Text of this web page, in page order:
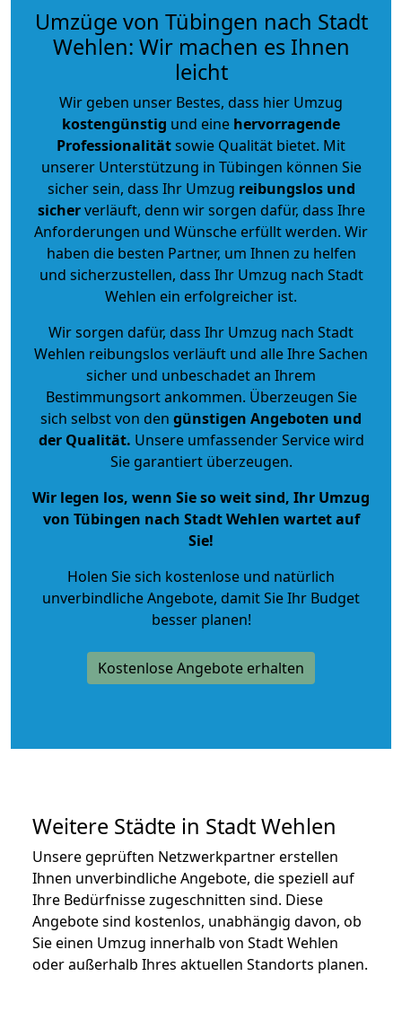
Umzüge von Tübingen nach Stadt
Wehlen: Wir machen es Ihnen
leicht
Wir geben unser Bestes, dass hier Umzug
kostengünstig und eine hervorragende
Professionalitätsowie Qualität bietet. Mit
unserer Unterstützung in Tübingen können Sie
sicher sein, dass Ihr Umzug reibungslos und
sicherverläuft, denn wir sorgen dafür, dass Ihre
Anforderungen und Wünsche erfüllt werden. Wir
haben die besten Partner, um Ihnen zu helfen
und sicherzustellen, dass Ihr Umzug nach Stadt
Wehlen ein erfolgreicher ist.
Wir sorgen dafür, dass Ihr Umzug nach Stadt
Wehlen reibungslos verläuft und alle Ihre Sachen
sicher und unbeschadet an Ihrem
Bestimmungsort ankommen. Überzeugen Sie
sich selbst von den günstigen Angeboten und
der Qualität. Unsere umfassender Service wird
Sie garantiert überzeugen.
Wir legen los, wenn Sie so weit sind, Ihr Umzug
von Tübingen nach Stadt Wehlen wartet auf
Sie!
Holen Sie sich kostenlose und natürlich
unverbindliche Angebote, damit Sie Ihr Budget
besser planen!
Kostenlose Angebote erhalten
Weitere Städte in Stadt Wehlen
Unsere geprüften Netzwerkpartner erstellen
Ihnen unverbindliche Angebote, die speziell auf
Ihre Bedürfnisse zugeschnitten sind. Diese
Angebote sind kostenlos, unabhängig davon, ob
Sie einen Umzug innerhalb von Stadt Wehlen
oder außerhalb Ihres aktuellen Standorts planen.